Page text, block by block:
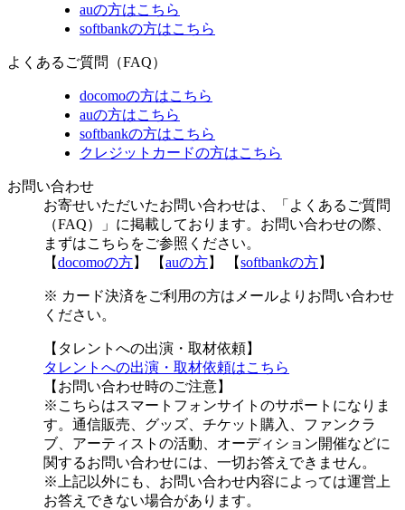
auの方はこちら
softbankの方はこちら
よくあるご質問（FAQ）
docomoの方はこちら
auの方はこちら
softbankの方はこちら
クレジットカードの方はこちら
お問い合わせ
お寄せいただいたお問い合わせは、「よくあるご質問
（FAQ）」に掲載しております。お問い合わせの際、
まずはこちらをご参照ください。
【docomoの方】 【auの方】 【softbankの方】
※ カード決済をご利用の方はメールよりお問い合わせ
ください。
【タレントへの出演・取材依頼】
タレントへの出演・取材依頼はこちら
【お問い合わせ時のご注意】
※こちらはスマートフォンサイトのサポートになりま
す。通信販売、グッズ、チケット購入、ファンクラ
ブ、アーティストの活動、オーディション開催などに
関するお問い合わせには、一切お答えできません。
※上記以外にも、お問い合わせ内容によっては運営上
お答えできない場合があります。